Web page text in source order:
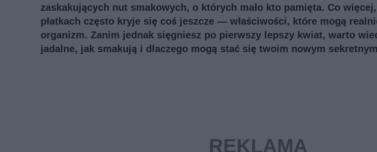
zaskakujących nut smakowych, o których mało kto pamięta. Co
płatkach często kryje się coś jeszcze — właściwości, które mogą
organizm. Zanim jednak sięgniesz po pierwszy lepszy kwiat, warto
jadalne, jak smakują i dlaczego mogą stać się twoim nowym